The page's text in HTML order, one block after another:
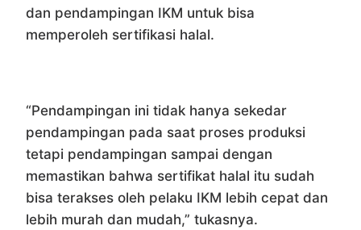
dan pendampingan IKM untuk bisa
memperoleh sertifikasi halal.
“Pendampingan ini tidak hanya sekedar
pendampingan pada saat proses produksi
tetapi pendampingan sampai dengan
memastikan bahwa sertifikat halal itu sudah
bisa terakses oleh pelaku IKM lebih cepat dan
lebih murah dan mudah,” tukasnya.